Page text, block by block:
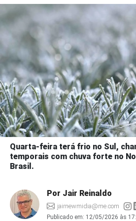
Quarta-feira terá frio no Sul,
temporais com chuva forte no
Brasil.
Por Jair Reinaldo
jairnewmidia@me.com
Publicado em: 12/05/2026 às